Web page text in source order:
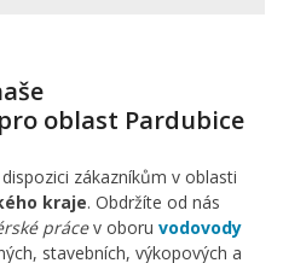
oblast Pardubice
zákazníkům v oblasti
kraje. Obdržíte od nás
prácev oboru vodovody
stavebních, výkopových a